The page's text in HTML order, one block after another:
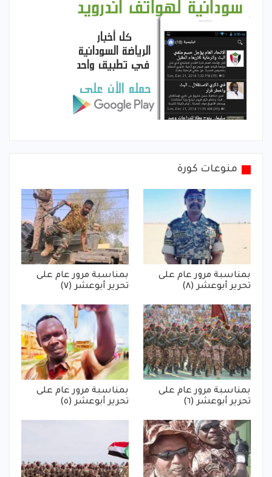
منوعات كورة
بمناسبة مرور عام على
تحرير أبوعشر (٨)
بمناسبة مرور عام على
تحرير أبوعشر (٧)
بمناسبة مرور عام على
تحرير أبوعشر (٦)
بمناسبة مرور عام على
تحرير أبوعشر (٥)